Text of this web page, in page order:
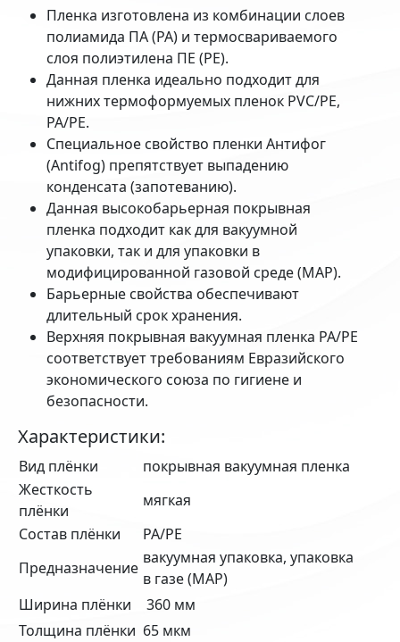
Пленка изготовлена из комбинации слоев
полиамида ПА (PA) и термосвариваемого
слоя полиэтилена ПЕ (РЕ).
Данная пленка идеально подходит для
нижних термоформуемых пленок PVC/PE,
PA/PE.
Специальное свойство пленки Антифог
(Antifog) препятствует выпадению
конденсата (запотеванию).
Данная высокобарьерная покрывная
пленка подходит как для вакуумной
упаковки, так и для упаковки в
модифицированной газовой среде (MAP).
Барьерные свойства обеспечивают
длительный срок хранения.
Верхняя покрывная вакуумная пленка PA/PE
соответствует требованиям Евразийского
экономического союза по гигиене и
безопасности.
Характеристики:
Вид плёнки
покрывная вакуумная пленка
Жесткость
плёнки
мягкая
Состав плёнки
PA/PE
Предназначение
вакуумная упаковка, упаковка
в газе (MAP)
Ширина плёнки
360 мм
Толщина плёнки 65 мкм